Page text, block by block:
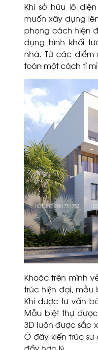
Khi sở hữu lô
muốn xây dựng
phong cách hiện
dụng hình khối
nhà. Từ các
toán một cách tỉ
Khoác trên mình
trúc hiện đại, mẫu
Khi được tư vấn
Mẫu biệt thự
3D luôn được sắp
Ở đây kiến trúc
đầy hợp lý.